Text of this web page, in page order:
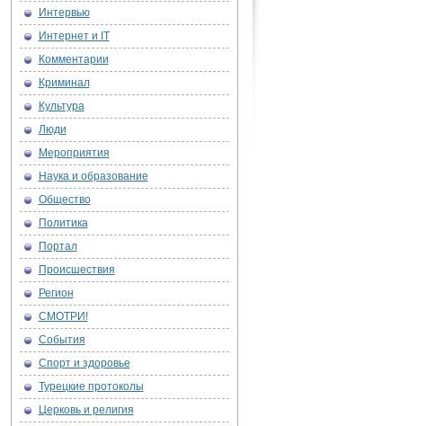
Интервью
Интернет и IT
Комментарии
Криминал
Культура
Люди
Мероприятия
Наука и образование
Общество
Политика
Портал
Происшествия
Регион
СМОТРИ!
События
Спорт и здоровье
Турецкие протоколы
Церковь и религия